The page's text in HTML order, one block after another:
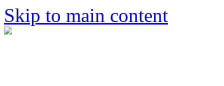
Skip to main content